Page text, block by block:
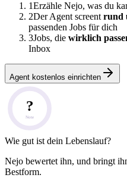
1Erzähle Nejo, was du
2Der Agent screent rund
passenden Jobs für dich
3Jobs, die wirklich
Inbox
Agent kostenlos einrichten
?
Note
Wie gut ist dein Lebenslauf?
Nejo bewertet ihn, und bringt
Bestform.